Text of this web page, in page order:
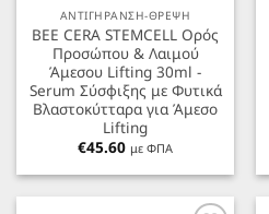
ΑΝΤΙΓΗΡΑΝΣΗ-ΘΡΕΨΗ
BEE CERA STEMCELL Ορός
Προσώπου & Λαιμού
Άμεσου Lifting 30ml -
Serum Σύσφιξης με Φυτικά
Βλαστοκύτταρα για Άμεσο
Lifting
€45.60 με ΦΠΑ